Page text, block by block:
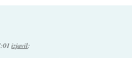
izjavil: